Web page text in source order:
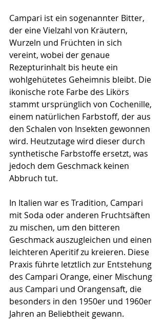
Campari ist ein sogenannter Bitter,
der eine Vielzahl von Kräutern,
Wurzeln und Früchten in sich
vereint, wobei der genaue
Rezepturinhalt bis heute ein
wohlgehütetes Geheimnis bleibt. Die
ikonische rote Farbe des Likörs
stammt ursprünglich von Cochenille,
einem natürlichen Farbstoff, der aus
den Schalen von Insekten gewonnen
wird. Heutzutage wird dieser durch
synthetische Farbstoffe ersetzt, was
jedoch dem Geschmack keinen
Abbruch tut.
In Italien war es Tradition, Campari
mit Soda oder anderen Fruchtsäften
zu mischen, um den bitteren
Geschmack auszugleichen und einen
leichteren Aperitif zu kreieren. Diese
Praxis führte letztlich zur Entstehung
des Campari Orange, einer Mischung
aus Campari und Orangensaft, die
besonders in den 1950er und 1960er
Jahren an Beliebtheit gewann.